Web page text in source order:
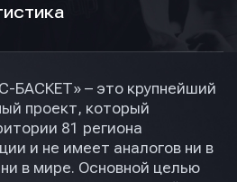
БАСКЕТ» – это крупнейший
проект, который
81 региона
и не имеет аналогов ни в
в мире. Основной целью